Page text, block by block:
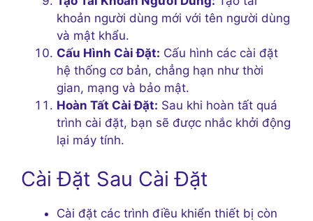
khoản người dùng mới với tên người dùng
và mật khẩu.
Cấu Hình Cài Đặt: Cấu hình các cài đặt
hệ thống cơ bản, chẳng hạn như thời
gian, mạng và bảo mật.
Hoàn Tất Cài Đặt: Sau khi hoàn tất quá
trình cài đặt, bạn sẽ được nhắc khởi động
lại máy tính.
Cài Đặt Sau Cài Đặt
Cài đặt các trình điều khiển thiết bị còn